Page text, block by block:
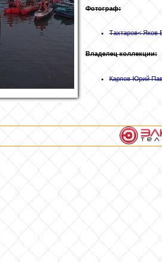
Фотограф:
Тахтаров< Яков
Владелец коллекции:
Карпов Юрий